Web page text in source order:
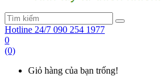
Hotline 24/7 090 254 1977
0
(0)
Giỏ hàng của bạn trống!